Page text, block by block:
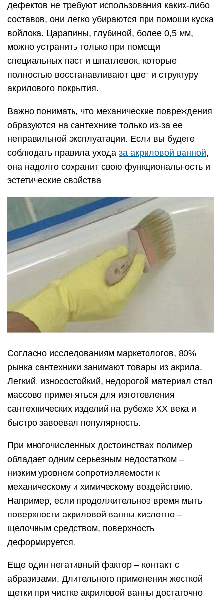
дефектов не требуют использования каких-либо
составов, они легко убираются при помощи куска
войлока. Царапины, глубиной, более 0,5 мм,
можно устранить только при помощи
специальных паст и шпатлевок, которые
полностью восстанавливают цвет и структуру
акрилового покрытия.
Важно понимать, что механические повреждения
образуются на сантехнике только из-за ее
неправильной эксплуатации. Если вы будете
соблюдать правила ухода за акриловой ванной,
она надолго сохранит свою функциональность и
эстетические свойства
Согласно исследованиям маркетологов, 80%
рынка сантехники занимают товары из акрила.
Легкий, износостойкий, недорогой материал стал
массово применяться для изготовления
сантехнических изделий на рубеже ХХ века и
быстро завоевал популярность.
При многочисленных достоинствах полимер
обладает одним серьезным недостатком –
низким уровнем сопротивляемости к
механическому и химическому воздействию.
Например, если продолжительное время мыть
поверхности акриловой ванны кислотно –
щелочным средством, поверхность
деформируется.
Еще один негативный фактор – контакт с
абразивами. Длительного применения жесткой
щетки при чистке акриловой ванны достаточно